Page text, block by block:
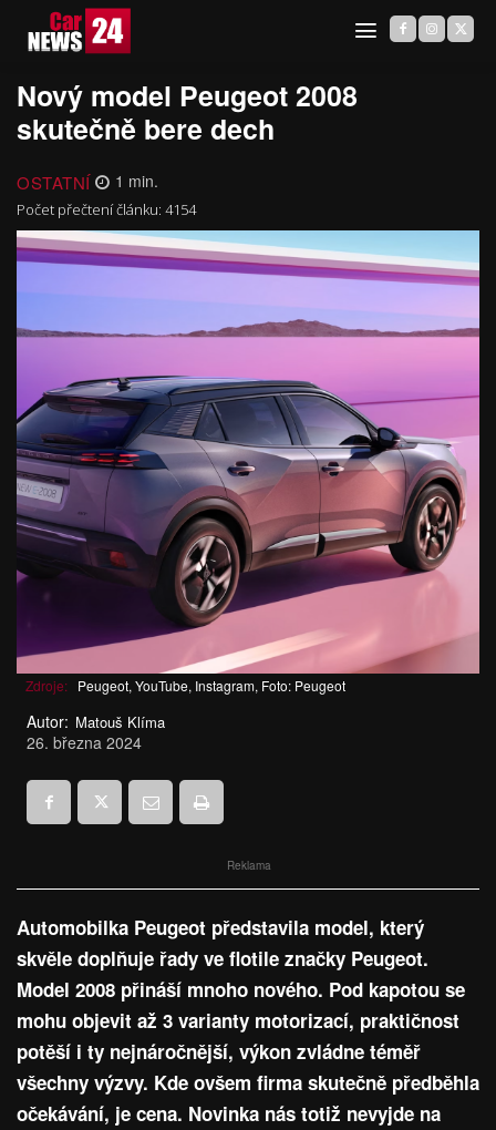
Nový model Peugeot 2008
skutečně bere dech
OSTATNÍ 1 min.
Počet přečtení článku: 4154
Zdroje: Peugeot, YouTube, Instagram, Foto: Peugeot
Autor: Matouš Klíma
26. března 2024
Reklama
Automobilka Peugeot představila model, který
skvěle doplňuje řady ve flotile značky Peugeot.
Model 2008 přináší mnoho nového. Pod kapotou se
mohu objevit až 3 varianty motorizací, praktičnost
potěší i ty nejnáročnější, výkon zvládne téměř
všechny výzvy. Kde ovšem firma skutečně předběhla
očekávání, je cena. Novinka nás totiž nevyjde na